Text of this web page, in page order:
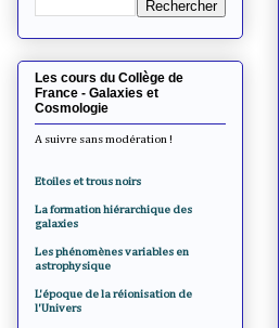
Les cours du Collège de
France - Galaxies et
Cosmologie
A suivre sans modération !
Etoiles et trous noirs
La formation hiérarchique des
galaxies
Les phénomènes variables en
astrophysique
L'époque de la réionisation de
l'Univers